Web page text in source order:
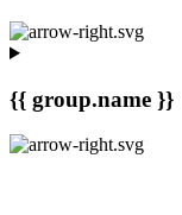
{{ group.name }}